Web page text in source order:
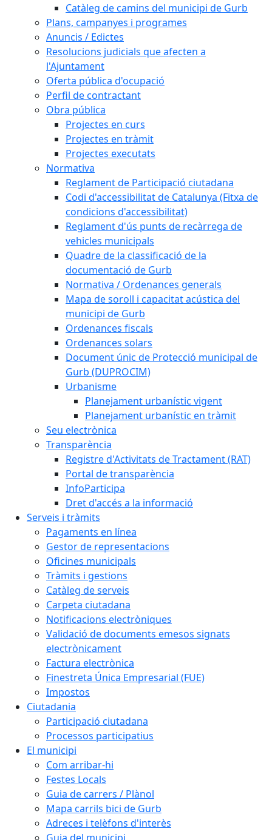
Catàleg de camins del municipi de Gurb
Plans, campanyes i programes
Anuncis / Edictes
Resolucions judicials que afecten a
l'Ajuntament
Oferta pública d'ocupació
Perfil de contractant
Obra pública
Projectes en curs
Projectes en tràmit
Projectes executats
Normativa
Reglament de Participació ciutadana
Codi d'accessibilitat de Catalunya (Fitxa de
condicions d'accessibilitat)
Reglament d'ús punts de recàrrega de
vehicles municipals
Quadre de la classificació de la
documentació de Gurb
Normativa / Ordenances generals
Mapa de soroll i capacitat acústica del
municipi de Gurb
Ordenances fiscals
Ordenances solars
Document únic de Protecció municipal de
Gurb (DUPROCIM)
Urbanisme
Planejament urbanístic vigent
Planejament urbanístic en tràmit
Seu electrònica
Transparència
Registre d'Activitats de Tractament (RAT)
Portal de transparència
InfoParticipa
Dret d'accés a la informació
Serveis i tràmits
Pagaments en línea
Gestor de representacions
Oficines municipals
Tràmits i gestions
Catàleg de serveis
Carpeta ciutadana
Notificacions electròniques
Validació de documents emesos signats
electrònicament
Factura electrònica
Finestreta Única Empresarial (FUE)
Impostos
Ciutadania
Participació ciutadana
Processos participatius
El municipi
Com arribar-hi
Festes Locals
Guia de carrers / Plànol
Mapa carrils bici de Gurb
Adreces i telèfons d'interès